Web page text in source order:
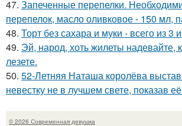
47. Запеченные перепелки.
перепелок, масло оливковое - 150 мл,
48. Торт без сахара и муки - всего из 3
49. Эй, народ, хоть жилеты надевайте,
лезете.
50. 52-Летняя Наташа королёва
невестку не в лучшем свете, показав
© 2026 Современная девушка